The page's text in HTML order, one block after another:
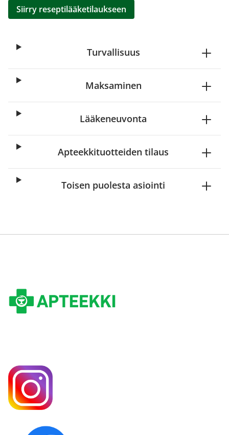
Siirry reseptilääketilaukseen
Turvallisuus
Maksaminen
Lääkeneuvonta
Apteekkituotteiden tilaus
Toisen puolesta asiointi